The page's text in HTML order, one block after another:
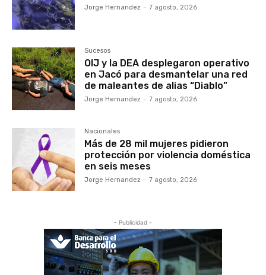
Jorge Hernandez - 7 agosto, 2026
Sucesos
OIJ y la DEA desplegaron operativo
en Jacó para desmantelar una red
de maleantes de alias “Diablo”
Jorge Hernandez - 7 agosto, 2026
Nacionales
Más de 28 mil mujeres pidieron
protección por violencia doméstica
en seis meses
Jorge Hernandez - 7 agosto, 2026
- Publicidad -